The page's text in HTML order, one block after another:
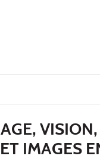
IMAGES